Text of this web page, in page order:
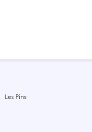
Les Pins